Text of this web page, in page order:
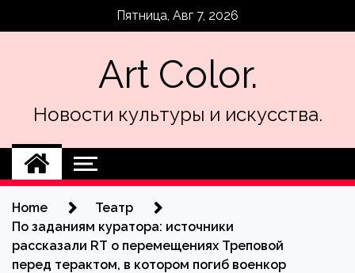
Пятница, Авг 7, 2026
Art Color.
Новости культуры и искусства.
Home
Театр
По заданиям куратора: источники
рассказали RT о перемещениях Треповой
перед терактом, в котором погиб военкор